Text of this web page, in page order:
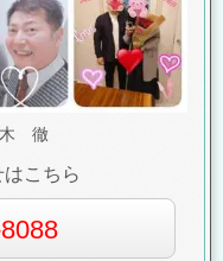
木 徹
こちら